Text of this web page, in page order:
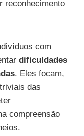
reconhecimento
com
dificuldades
. Eles focam,
das
compreensão